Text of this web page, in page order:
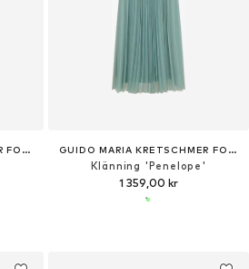
GUIDO MARIA KRETSCHMER FOR BRIDGERTON GUIDO MARIA KRETSCHMER FOR BRIDGERTON
Klänning 'Penelope'
1 359,00 kr